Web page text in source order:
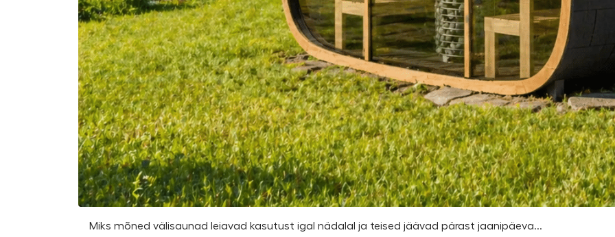
Miks mõned välisaunad leiavad kasutust igal nädalal ja teised jäävad pärast jaanipäeva...